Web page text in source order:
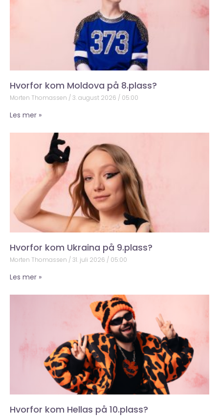
Hvorfor kom Moldova på 8.plass?
Morten Thomassen 3. august 2026 05:00
Les mer »
Hvorfor kom Ukraina på 9.plass?
Morten Thomassen 31. juli 2026 05:00
Les mer »
Hvorfor kom Hellas på 10.plass?